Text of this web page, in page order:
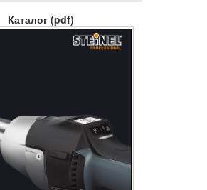
Каталог (pdf)